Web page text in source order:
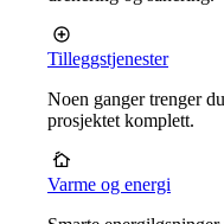
Tilleggstjenester
Noen ganger trenger
prosjektet komplett.
Varme og energi